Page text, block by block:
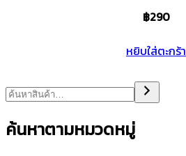
฿290
หยิบใส่ตะกร้า
ค้นหาตามหมวดหมู่